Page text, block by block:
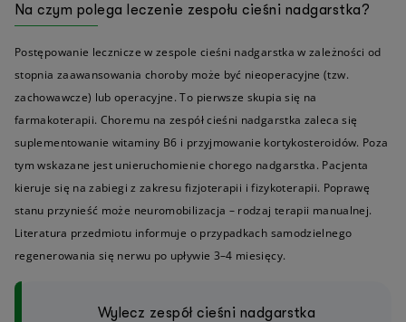
Na czym polega leczenie zespołu cieśni nadgarstka?
Postępowanie lecznicze w zespole cieśni nadgarstka w zależności od
stopnia zaawansowania choroby może być nieoperacyjne (tzw.
zachowawcze) lub operacyjne. To pierwsze skupia się na
farmakoterapii. Choremu na zespół cieśni nadgarstka zaleca się
suplementowanie witaminy B6 i przyjmowanie kortykosteroidów. Poza
tym wskazane jest unieruchomienie chorego nadgarstka. Pacjenta
kieruje się na zabiegi z zakresu fizjoterapii i fizykoterapii. Poprawę
stanu przynieść może neuromobilizacja – rodzaj terapii manualnej.
Literatura przedmiotu informuje o przypadkach samodzielnego
regenerowania się nerwu po upływie 3–4 miesięcy.
Wylecz zespół cieśni nadgarstka